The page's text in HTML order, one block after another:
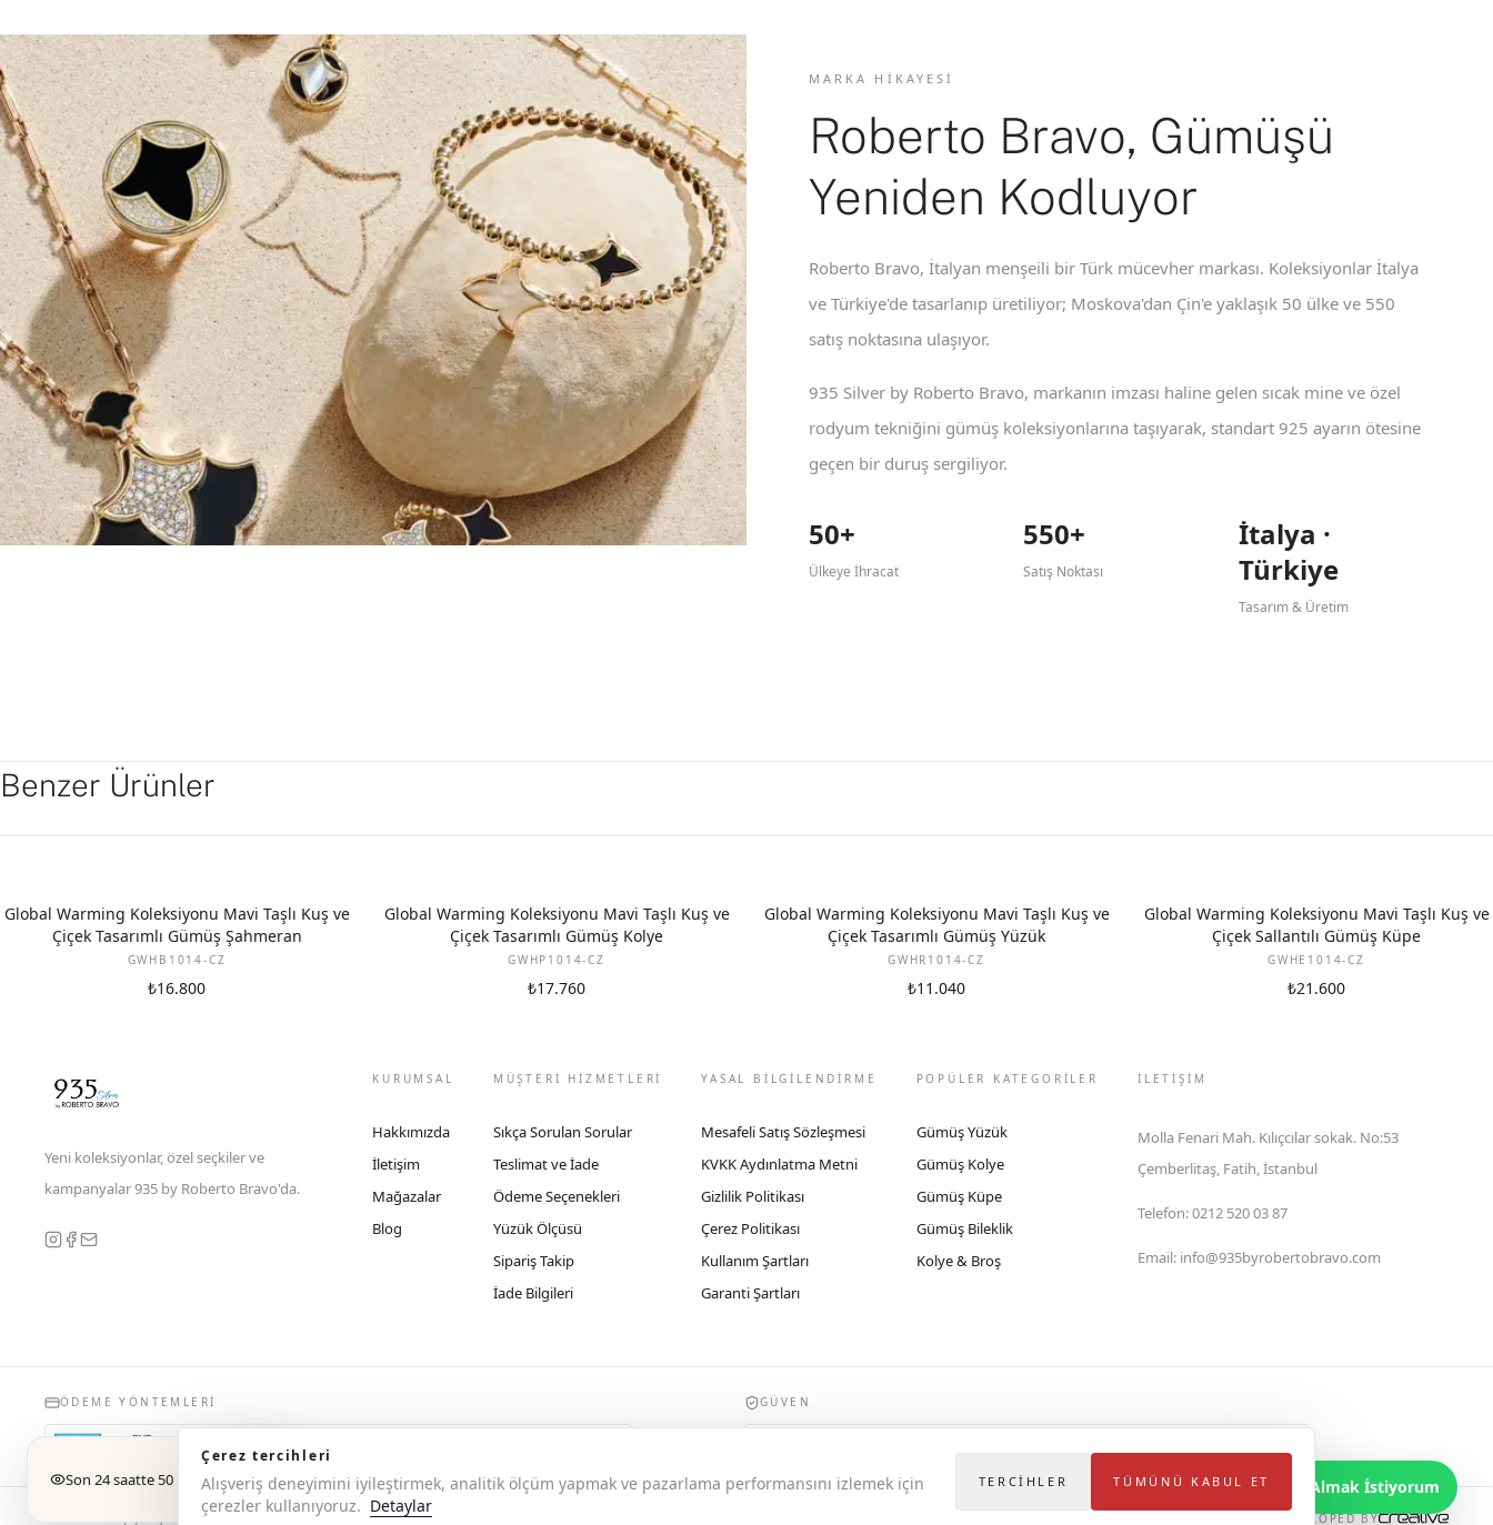
Son 24 saatte 50 kişi baktı
MARKA HIKAYESI
Roberto Bravo, Gümüşü
Yeniden Kodluyor
Roberto Bravo, İtalyan menşeili bir Türk mücevher markası. Koleksiyonlar İtalya
ve Türkiye'de tasarlanıp üretiliyor; Moskova'dan Çin'e yaklaşık 50 ülke ve 550
satış noktasına ulaşıyor.
935 Silver by Roberto Bravo, markanın imzası haline gelen sıcak mine ve özel
rodyum tekniğini gümüş koleksiyonlarına taşıyarak, standart 925 ayarın ötesine
geçen bir duruş sergiliyor.
50+
Ülkeye İhracat
550+
Satış Noktası
İtalya ·
Türkiye
Tasarım & Üretim
Benzer Ürünler
Global Warming Koleksiyonu Mavi Taşlı Kuş ve
Çiçek Tasarımlı Gümüş Şahmeran
GWHB1014-CZ
₺16.800
Global Warming Koleksiyonu Mavi Taşlı Kuş ve
Çiçek Tasarımlı Gümüş Kolye
GWHP1014-CZ
₺17.760
Global Warming Koleksiyonu Mavi Taşlı Kuş ve
Çiçek Tasarımlı Gümüş Yüzük
GWHR1014-CZ
₺11.040
Global Warming Koleksiyonu Mavi Taşlı Kuş ve
Çiçek Sallantılı Gümüş Küpe
GWHE1014-CZ
₺21.600
Yeni koleksiyonlar, özel seçkiler ve
kampanyalar 935 by Roberto Bravo'da.
KURUMSAL
Hakkımızda
İletişim
Mağazalar
Blog
MÜŞTERİ HİZMETLERİ
Sıkça Sorulan Sorular
Teslimat ve İade
Ödeme Seçenekleri
Yüzük Ölçüsü
Sipariş Takip
İade Bilgileri
YASAL BİLGİLENDİRME
Mesafeli Satış Sözleşmesi
KVKK Aydınlatma Metni
Gizlilik Politikası
Çerez Politikası
Kullanım Şartları
Garanti Şartları
POPÜLER KATEGORİLER
Gümüş Yüzük
Gümüş Kolye
Gümüş Küpe
Gümüş Bileklik
Kolye & Broş
İLETIŞIM
Molla Fenari Mah. Kılıçcılar sokak. No:53
Çemberlitaş, Fatih, İstanbul
Telefon:0212 520 03 87
Email: info@935byrobertobravo.com
ÖDEME YÖNTEMLERI GÜVEN
© 2026 Copyright 935 by Roberto Bravo DEVELOPED BY
Bilgi Almak İstiyorum
Çerez tercihleri
Alışveriş deneyimini iyileştirmek, analitik ölçüm yapmak ve pazarlama performansını izlemek için
çerezler kullanıyoruz. Detaylar
TERCIHLER TÜMÜNÜ KABUL ET